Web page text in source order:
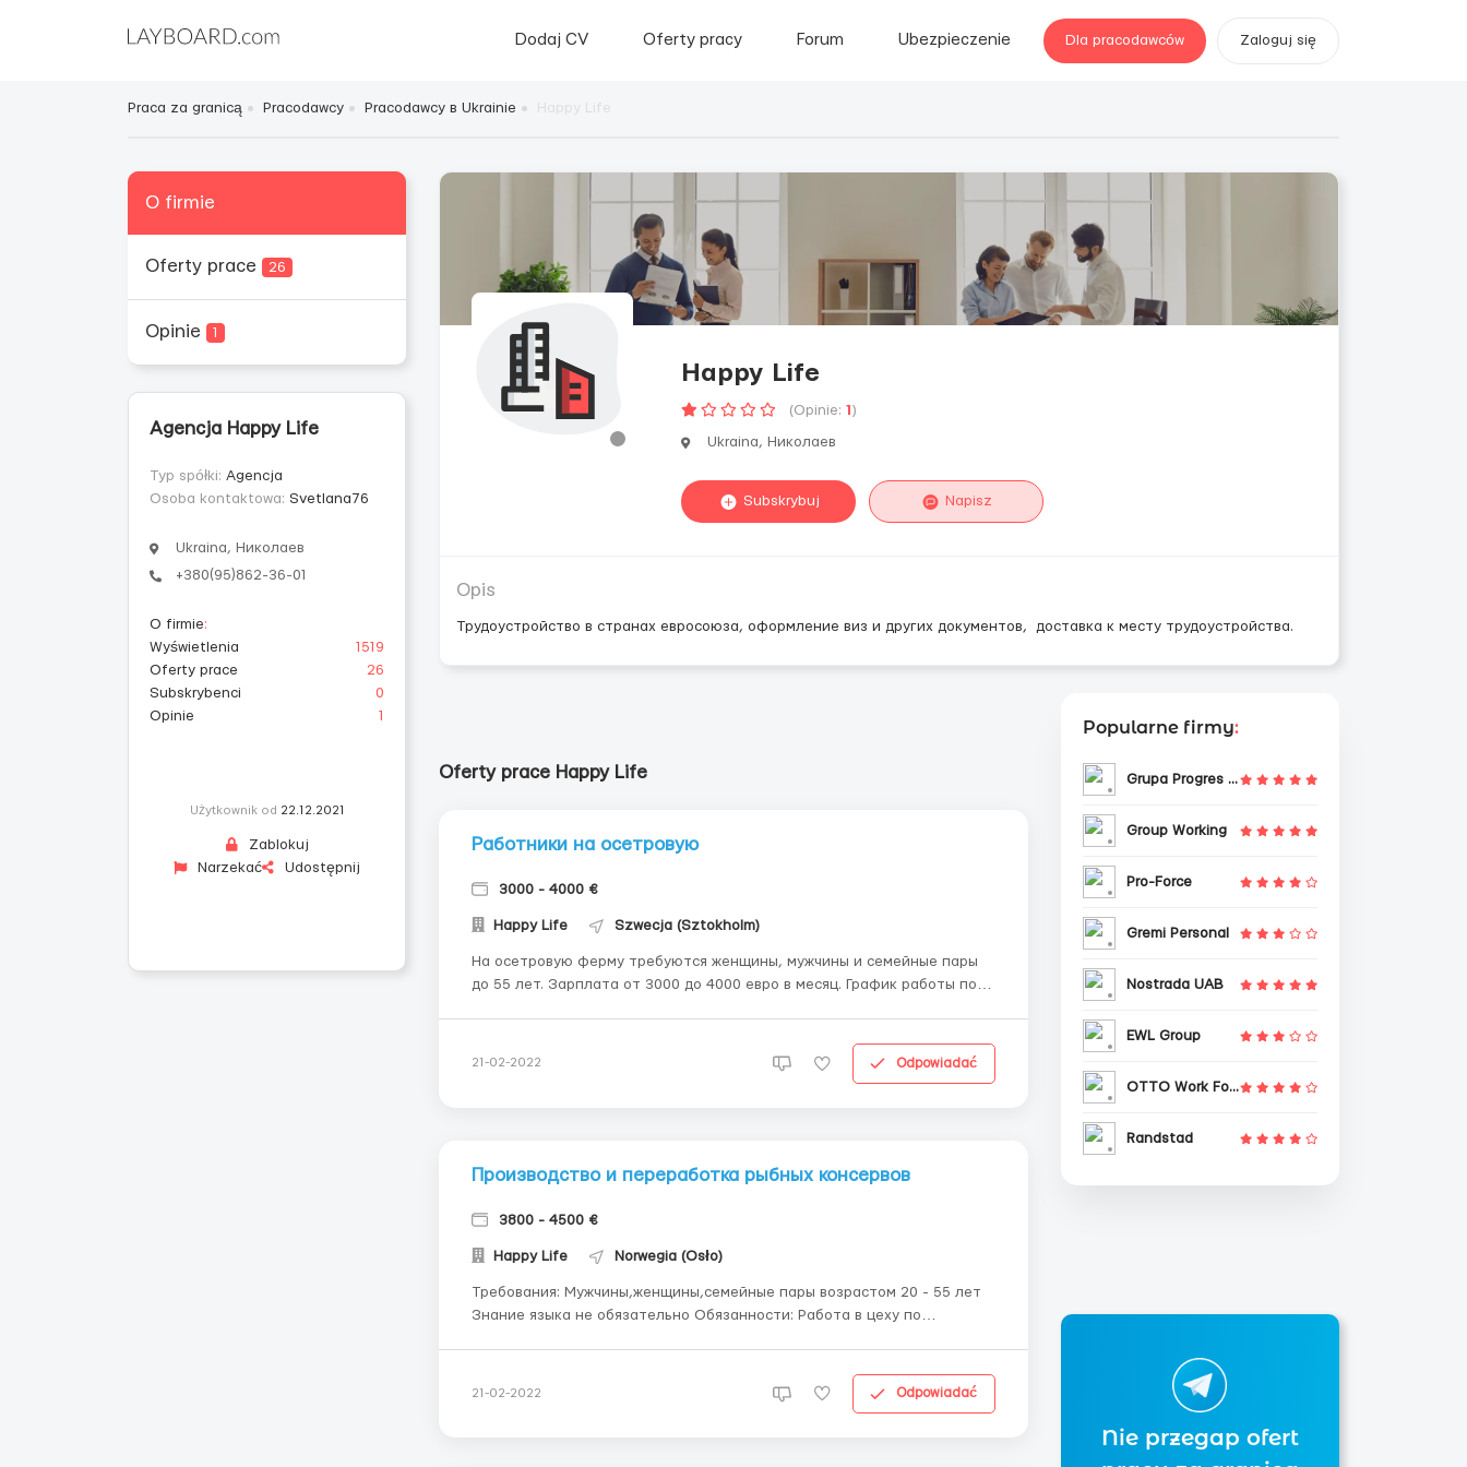
Dodaj CV Oferty pracy Forum Ubezpieczenie Dla pracodawców Zaloguj się
Praca za granicą Pracodawcy Pracodawcy в Ukrainie
O firmie
Oferty prace 26
Opinie 1
Agencja Happy Life
Typ spółki: Agencja
Osoba kontaktowa: Svetlana76
Ukraina, Николаев
+380(95)862-36-01
O firmie:
Wyświetlenia
1519
Oferty prace
26
Subskrybenci
0
Opinie
1
Użytkownik od 22.12.2021
Zablokuj
Narzekać
Udostępnij
Happy Life
(Opinie: 1 )
Ukraina, Николаев
Subskrybuj Napisz
Opis
Трудоустройство в странах евросоюза, оформление виз и других документов, доставка к месту трудоустройства.
Oferty prace Happy Life
Работники на осетровую
3000 - 4000 €
Happy Life Szwecja (Sztokholm)
На осетровую ферму требуются женщины, мужчины и семейные пары
до 55 лет. Зарплата от 3000 до 4000 евро в месяц. График работы по
Фермер полностью обеспечивает работн...
21-02-2022 Odpowiadać
Производство и переработка рыбных консервов
3800 - 4500 €
Happy Life Norwegia (Osło)
Требования: Мужчины,женщины,семейные пары возрастом 20 - 55 лет
Знание языка не обязательно Обязанности: Работа в цеху по
21-02-2022 Odpowiadać
Popularne firmy:
Grupa Progres Sp. z o.o.
Group Working
Pro-Force
Gremi Personal
Nostrada UAB
EWL Group
OTTO Work Force
Randstad
Nie przegap ofert